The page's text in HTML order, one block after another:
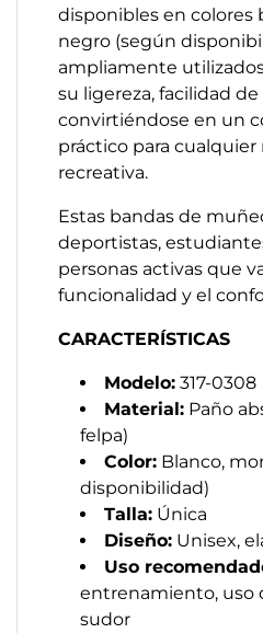
disponibles en colores
negro (según
ampliamente
su ligereza, facilidad
convirtiéndose en un
práctico para
recreativa.
Estas bandas de
deportistas,
personas activas que
funcionalidad y el
CARACTERÍSTICAS
Modelo: 317-0308
Material: Paño
felpa)
Color: Blanco,
disponibilidad)
Talla: Única
Diseño: Unisex,
Uso
entrenamiento, uso
sudor